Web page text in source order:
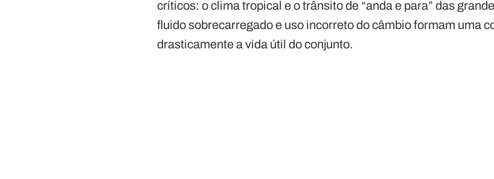
críticos: o clima tropical e o trânsito de “anda e para” das
fluido sobrecarregado e uso incorreto do câmbio formam uma
drasticamente a vida útil do conjunto.